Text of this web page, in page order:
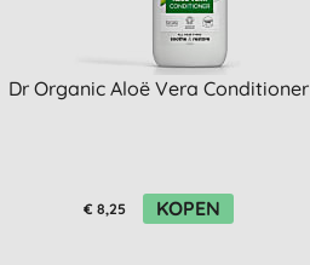
Dr Organic Aloë Vera Conditioner
€ 8,25 KOPEN